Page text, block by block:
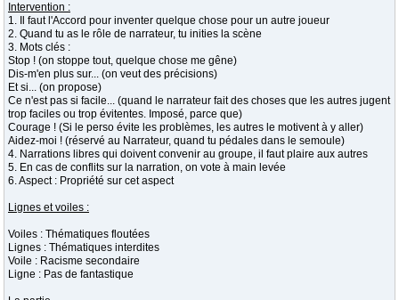
Intervention :
1. Il faut l'Accord pour inventer quelque chose pour un autre joueur
2. Quand tu as le rôle de narrateur, tu inities la scène
3. Mots clés :
Stop ! (on stoppe tout, quelque chose me gêne)
Dis-m'en plus sur... (on veut des précisions)
Et si... (on propose)
Ce n'est pas si facile... (quand le narrateur fait des choses que les autres jugent
trop faciles ou trop évitentes. Imposé, parce que)
Courage ! (Si le perso évite les problèmes, les autres le motivent à y aller)
Aidez-moi ! (réservé au Narrateur, quand tu pédales dans le semoule)
4. Narrations libres qui doivent convenir au groupe, il faut plaire aux autres
5. En cas de conflits sur la narration, on vote à main levée
6. Aspect : Propriété sur cet aspect
Lignes et voiles :
Voiles : Thématiques floutées
Lignes : Thématiques interdites
Voile : Racisme secondaire
Ligne : Pas de fantastique